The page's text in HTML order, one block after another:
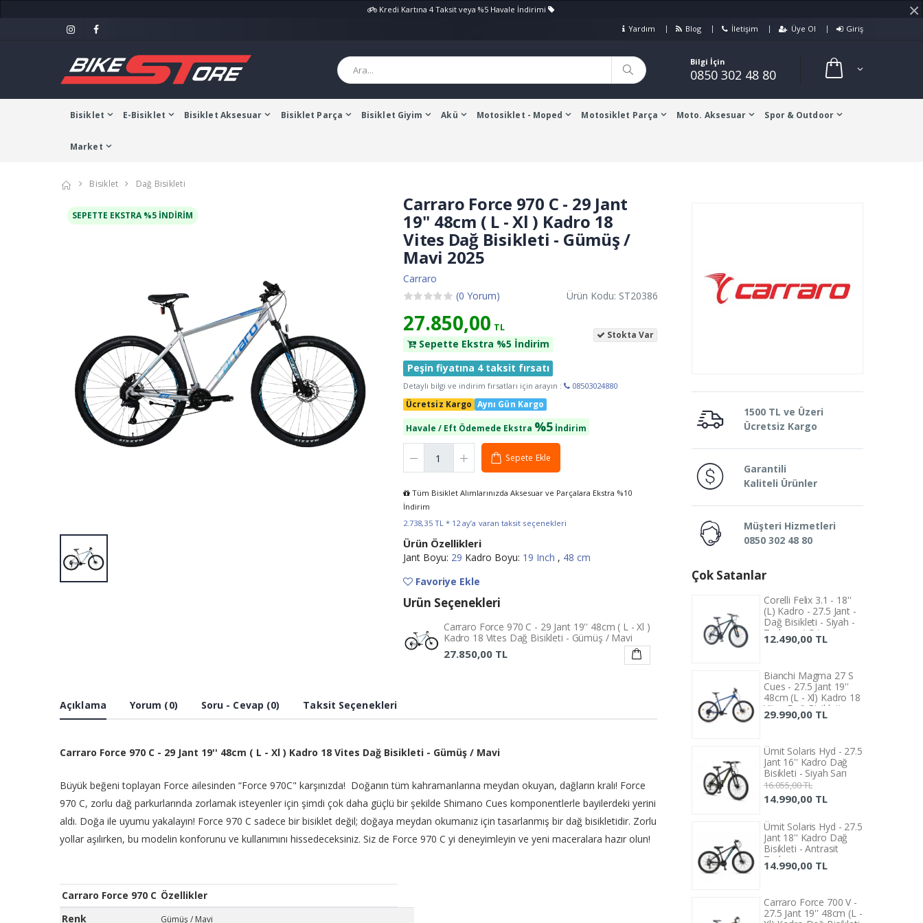
Kredi Kartına 4 Taksit veya %5 Havale İndirimi ×
Yardım Blog İletişim Üye Ol Giriş
Bilgi İçin
0850 302 48 80
Bisiklet E-Bisiklet Bisiklet Aksesuar Bisiklet Parça Bisiklet Giyim Akü Motosiklet - Moped Motosiklet Parça Moto. Aksesuar Spor & Outdoor
Market
Bisiklet Dağ Bisikleti
SEPETTE EKSTRA %5 İNDIRIM
Carraro Force 970 C - 29 Jant
19'' 48cm ( L - Xl ) Kadro 18
Vites Dağ Bisikleti - Gümüş /
Mavi 2025
Carraro
(0 Yorum)
Ürün Kodu: ST20386
27.850,00 TL
Sepette Ekstra %5 İndirim
Stokta Var
Peşin fiyatına 4 taksit fırsatı
Detaylı bilgi ve indirim fırsatları için arayın : 08503024880
Ücretsiz Kargo Aynı Gün Kargo
Havale / Eft Ödemede Ekstra %5 İndirim
Sepete Ekle
Tüm Bisiklet Alımlarınızda Aksesuar ve Parçalara Ekstra %10
İndirim
2.738,35 TL * 12 ay’a varan taksit seçenekleri
Ürün Özellikleri
Jant Boyu: 29 Kadro Boyu: 19 Inch , 48 cm
Favoriye Ekle
Ürün Seçenekleri
Carraro Force 970 C - 29 Jant 19'' 48cm ( L - Xl )
Kadro 18 Vites Dağ Bisikleti - Gümüş / Mavi
27.850,00 TL
Açıklama Yorum (0) Soru - Cevap (0) Taksit Seçenekleri
Carraro Force 970 C - 29 Jant 19'' 48cm ( L - Xl ) Kadro 18 Vites Dağ Bisikleti - Gümüş / Mavi
Büyük beğeni toplayan Force ailesinden “Force 970C" karşınızda! Doğanın tüm kahramanlarına meydan okuyan, dağların kralı! Force
970 C, zorlu dağ parkurlarında zorlamak isteyenler için şimdi çok daha güçlü bir şekilde Shimano Cues komponentlerle bayilerdeki yerini
aldı. Doğa ile uyumu yakalayın! Force 970 C sadece bir bisiklet değil; doğaya meydan okumanız için tasarlanmış bir dağ bisikletidir. Zorlu
yollar aşılırken, bu modelin konforunu ve kullanımını hissedeceksiniz. Siz de Force 970 C yi deneyimleyin ve yeni maceralara hazır olun!
Carraro Force 970 C Özellikler
Renk
Gümüş / Mavi
1500 TL ve Üzeri
Ücretsiz Kargo
Garantili
Kaliteli Ürünler
Müşteri Hizmetleri
0850 302 48 80
Çok Satanlar
Corelli Felix 3.1 - 18''
(L) Kadro - 27.5 Jant -
Dağ Bisikleti - Siyah -
Turkuaz / Gri
12.490,00 TL
Lacivert
Ümit Solaris Hyd - 27.5
Jant 16'' Kadro Dağ
16.055,00 TL
14.990,00 TL
Ümit Solaris Hyd - 27.5
Jant 18'' Kadro Dağ
Bisikleti - Antrasit
Dağ Bisikleti - Siyah -
Turkuaz / Gri
12.490,00 TL
Lacivert
16.055,00 TL
14.990,00 TL
Ümit Solaris Hyd - 27.5
Jant 18'' Kadro Dağ
Corelli Felix 3.1 - 18''
(L) Kadro - 27.5 Jant -
Dağ Bisikleti - Siyah -
Turkuaz / Gri
12.490,00 TL
Bianchi Magma 27 S
Cues - 27.5 Jant 19''
48cm (L - Xl) Kadro 18
Vites Dağ Bisikleti -
Lacivert
29.990,00 TL
Ümit Solaris Hyd - 27.5
Jant 16'' Kadro Dağ
Bisikleti - Siyah Sarı
16.055,00 TL
14.990,00 TL
Ümit Solaris Hyd - 27.5
Jant 18'' Kadro Dağ
Bisikleti - Antrasit
Turkuaz
14.990,00 TL
Carraro Force 700 V -
27.5 Jant 19'' 48cm (L -